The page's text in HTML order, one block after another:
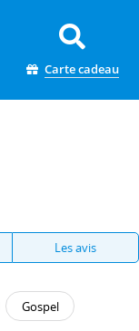
Carte cadeau
Les avis
Gospel